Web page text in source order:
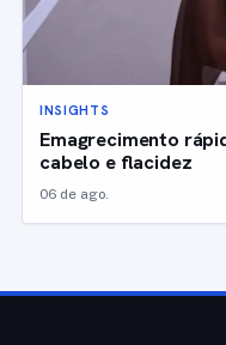
INSIGHTS
Emagrecimento
cabelo e flacidez
06 de ago.